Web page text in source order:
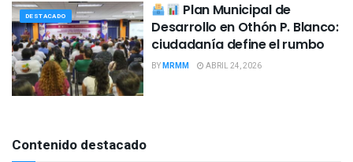
DESTACADO
Plan Municipal de
Desarrollo en Othón P. Blanco:
ciudadanía define el rumbo
BYMRMM ABRIL 24, 2026
Contenido destacado